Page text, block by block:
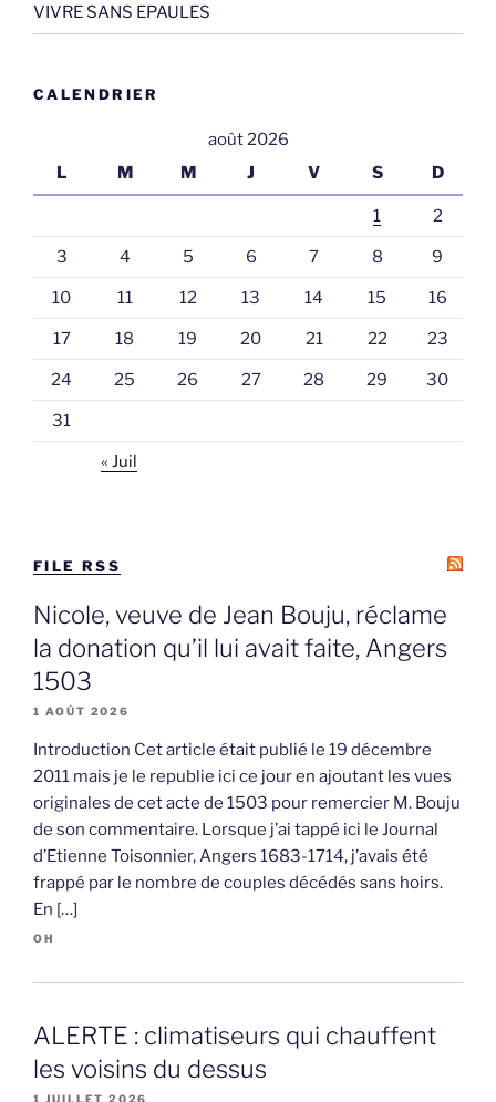
VIVRE SANS EPAULES
CALENDRIER
août 2026
L
M M J V S D
1 2
3 4 5 6 7 8 9
10 11 12 13 14 15 16
17 18 19 20 21 22 23
24 25 26 27 28 29 30
31
« Juil
FILE RSS
Nicole, veuve de Jean Bouju, réclame
la donation qu’il lui avait faite, Angers
1503
1 AOÛT 2026
Introduction Cet article était publié le 19 décembre
2011 mais je le republie ici ce jour en ajoutant les vues
originales de cet acte de 1503 pour remercier M. Bouju
de son commentaire. Lorsque j’ai tappé ici le Journal
d’Etienne Toisonnier, Angers 1683-1714, j’avais été
frappé par le nombre de couples décédés sans hoirs.
En […]
OH
ALERTE : climatiseurs qui chauffent
les voisins du dessus
1 JUILLET 2026